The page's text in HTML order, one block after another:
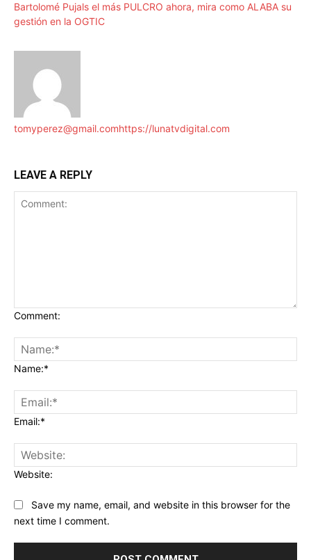
Bartolomé Pujals el más PULCRO ahora, mira como ALABA su
gestión en la OGTIC
tomyperez@gmail.comhttps://lunatvdigital.com
LEAVE A REPLY
Comment:
Name:*
Email:*
Website:
Save my name, email, and website in this browser for the
next time I comment.